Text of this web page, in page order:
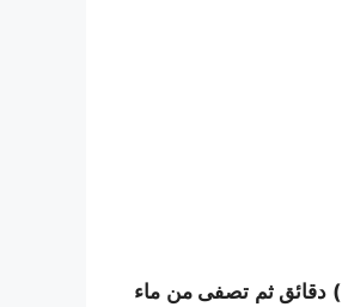
تنظف الكرش جيدا وتنزع منها الطبقة الجلدية ويصفي ما بداخلها من أوساخ وتوضع في إناء وتغطي بالماء وترفع على النار لمدة ( 5 ) دقائق ثم تصفى من ماء